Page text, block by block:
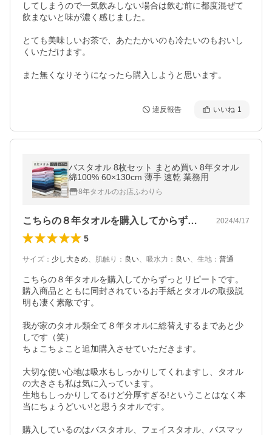
してしまうので一気飲みしない場合は飲む前に都度混ぜて
飲まないと味が濃く感じました。
とても美味しいお茶で、あたたかいのも冷たいのもおいし
くいただけます。
また無くなりそうになったら購入しようと思います。
違反報告 いいね 1
バスタオル 8枚セット まとめ買い 8年タオル
綿100% 60×130cm 薄手 速乾 業務用
8年タオルのお店ふわりら
こちらの８年タオルを購入してからずっと… 2024/4/17
5
サイズ ： 少し大きめ、 肌触り ： 良い、 吸水力 ： 良い、 生地 ： 普通
こちらの８年タオルを購入してからずっとリピートです。
購入商品とともに同封されているお手紙とタオルの取扱説
明も凄く素敵です。
我が家のタオル類全て８年タオルに総替えするまであと少
しです（笑）
ちょこちょこと追加購入させていただきます。
大切な使い心地は吸水もしっかりしてくれますし、タオル
の大きさも私は気に入っています。
生地もしっかりしてるけど分厚すぎる!ということはなく本
当にちょうどいい!と思うタオルです。
購入しているのはバスタオル、フェイスタオル、バスマッ